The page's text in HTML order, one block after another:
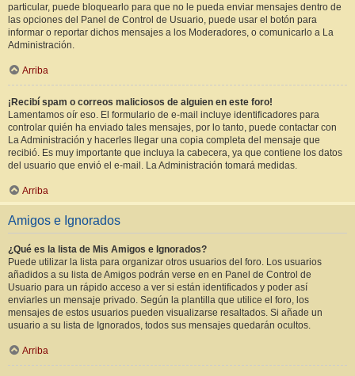
particular, puede bloquearlo para que no le pueda enviar mensajes dentro de
las opciones del Panel de Control de Usuario, puede usar el botón para
informar o reportar dichos mensajes a los Moderadores, o comunicarlo a La
Administración.
Arriba
¡Recibí spam o correos maliciosos de alguien en este foro!
Lamentamos oír eso. El formulario de e-mail incluye identificadores para
controlar quién ha enviado tales mensajes, por lo tanto, puede contactar con
La Administración y hacerles llegar una copia completa del mensaje que
recibió. Es muy importante que incluya la cabecera, ya que contiene los datos
del usuario que envió el e-mail. La Administración tomará medidas.
Arriba
Amigos e Ignorados
¿Qué es la lista de Mis Amigos e Ignorados?
Puede utilizar la lista para organizar otros usuarios del foro. Los usuarios
añadidos a su lista de Amigos podrán verse en en Panel de Control de
Usuario para un rápido acceso a ver si están identificados y poder así
enviarles un mensaje privado. Según la plantilla que utilice el foro, los
mensajes de estos usuarios pueden visualizarse resaltados. Si añade un
usuario a su lista de Ignorados, todos sus mensajes quedarán ocultos.
Arriba